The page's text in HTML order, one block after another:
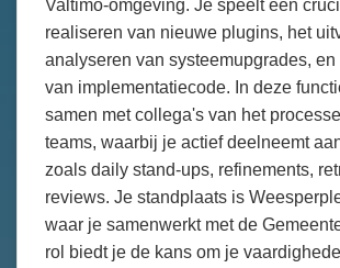
Valtimo-omgeving. Je speelt een
realiseren van nieuwe plugins, het
analyseren van systeemupgrades,
van implementatiecode. In deze
samen met collega's van het
teams, waarbij je actief deelneemt
zoals daily stand-ups, refinements,
reviews. Je standplaats is
waar je samenwerkt met de
rol biedt je de kans om je